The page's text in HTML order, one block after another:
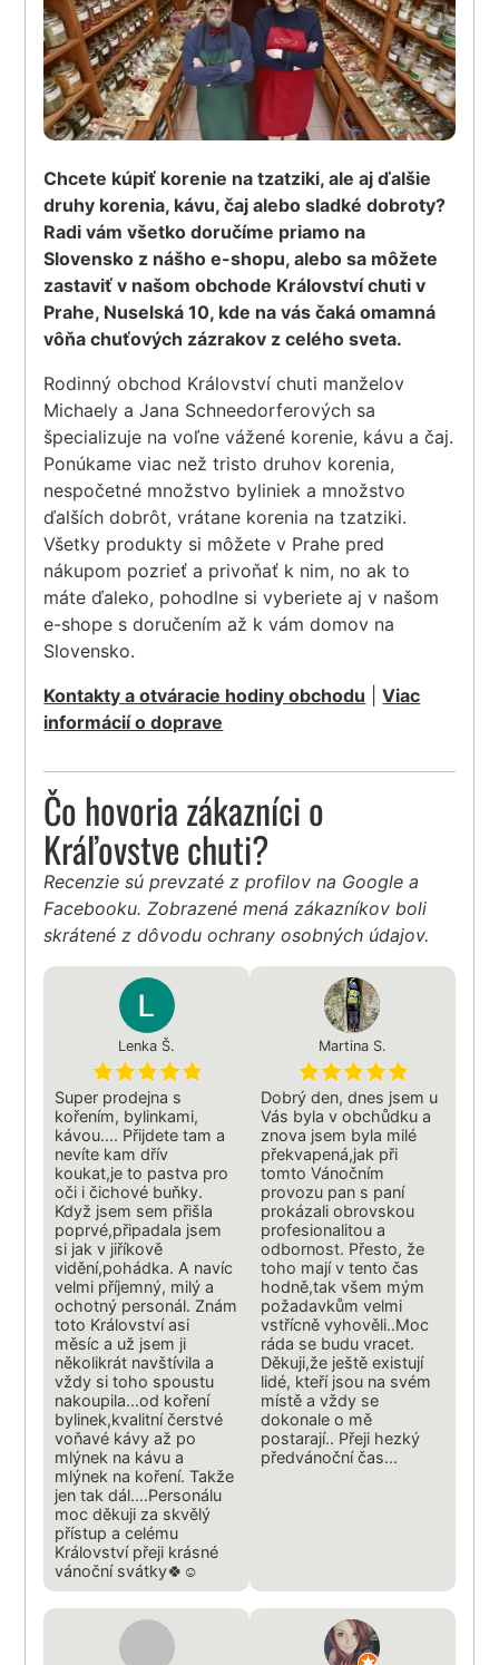
Chcete kúpiť korenie na tzatziki, ale aj ďalšie
druhy korenia, kávu, čaj alebo sladké dobroty?
Radi vám všetko doručíme priamo na
Slovensko z nášho e-shopu, alebo sa môžete
zastaviť v našom obchode Království chuti v
Prahe, Nuselská 10, kde na vás čaká omamná
vôňa chuťových zázrakov z celého sveta.
Rodinný obchod Království chuti manželov
Michaely a Jana Schneedorferových sa
špecializuje na voľne vážené korenie, kávu a čaj.
Ponúkame viac než tristo druhov korenia,
nespočetné množstvo byliniek a množstvo
ďalších dobrôt, vrátane korenia na tzatziki.
Všetky produkty si môžete v Prahe pred
nákupom pozrieť a privoňať k nim, no ak to
máte ďaleko, pohodlne si vyberiete aj v našom
e-shope s doručením až k vám domov na
Slovensko.
Kontakty a otváracie hodiny obchodu |Viac
informácií o doprave
Čo hovoria zákazníci o
Kráľovstve chuti?
Recenzie sú prevzaté z profilov na Google a
Facebooku. Zobrazené mená zákazníkov boli
skrátené z dôvodu ochrany osobných údajov.
Lenka Š.
Super prodejna s
kořením, bylinkami,
kávou.... Přijdete tam a
nevíte kam dřív
koukat,je to pastva pro
oči i čichové buňky.
Když jsem sem přišla
poprvé,připadala jsem
si jak v jiříkově
vidění,pohádka. A navíc
velmi příjemný, milý a
ochotný personál. Znám
toto Království asi
měsíc a už jsem ji
několikrát navštívila a
vždy si toho spoustu
nakoupila...od koření
bylinek,kvalitní čerstvé
voňavé kávy až po
mlýnek na kávu a
mlýnek na koření. Takže
jen tak dál....Personálu
moc děkuji za skvělý
přístup a celému
Království přeji krásné
vánoční svátky🍀☺
Martina S.
Dobrý den, dnes jsem u
Vás byla v obchůdku a
znova jsem byla milé
překvapená,jak při
tomto Vánočním
provozu pan s paní
prokázali obrovskou
profesionalitou a
odbornost. Přesto, že
toho mají v tento čas
hodně,tak všem mým
požadavkům velmi
vstřícně vyhověli..Moc
ráda se budu vracet.
Děkuji,že ještě existují
lidé, kteří jsou na svém
místě a vždy se
dokonale o mě
postarají.. Přeji hezký
předvánoční čas...